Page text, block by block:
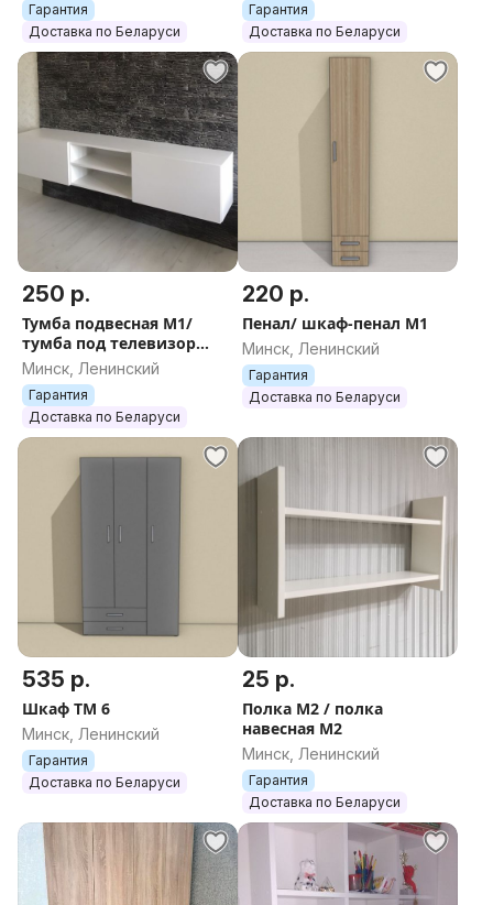
Гарантия
Доставка по Беларуси
Гарантия
Доставка по Беларуси
250 р.
Тумба подвесная М1/
тумба под телевизор
подвесная М1
Минск, Ленинский
Гарантия
Доставка по Беларуси
220 р.
Пенал/ шкаф-пенал М1
Минск, Ленинский
Гарантия
Доставка по Беларуси
535 р.
Шкаф ТМ 6
Минск, Ленинский
Гарантия
Доставка по Беларуси
25 р.
Полка М2 / полка
навесная М2
Минск, Ленинский
Гарантия
Доставка по Беларуси